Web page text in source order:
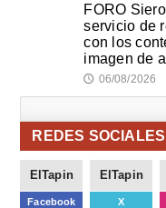
FORO
servicio de
con los
imagen de
🕔 06/08/2026
REDES SOCIALES
ElTapin
Facebook
ElTapin
X